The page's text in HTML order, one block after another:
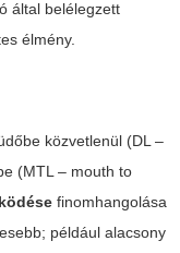
által belélegzett
élmény.
közvetlenül (DL –
(MTL – mouth to
finomhangolása
például alacsony